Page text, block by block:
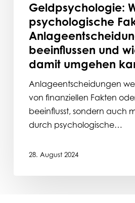
umgehen
kann
Geldpsychologie:
psychologische
beeinflussen und
damit umgehen
Anlageentscheidungen
von finanziellen Fakten
beeinflusst, sondern auch
durch psychologische…
28. August 2024